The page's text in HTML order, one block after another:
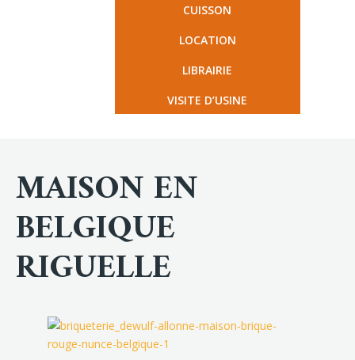
CUISSON
LOCATION
LIBRAIRIE
VISITE D’USINE
MAISON EN
BELGIQUE
RIGUELLE